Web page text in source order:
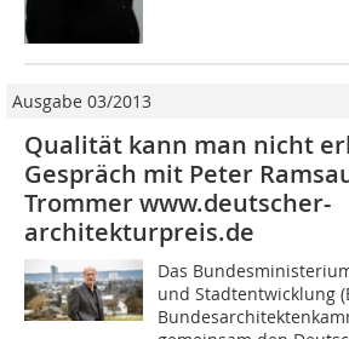
Ausgabe 03/2013
Qualität kann man nicht
Gespräch mit Peter
Trommer www.deutscher-
architekturpreis.de
Das
und Stadtentwicklung